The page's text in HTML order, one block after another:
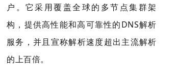
户 。它采用覆盖全球的多节点集群架
构，提供高性能和高可靠性的DNS解析
服务，并且宣称解析速度超出主流解析
的上百倍。